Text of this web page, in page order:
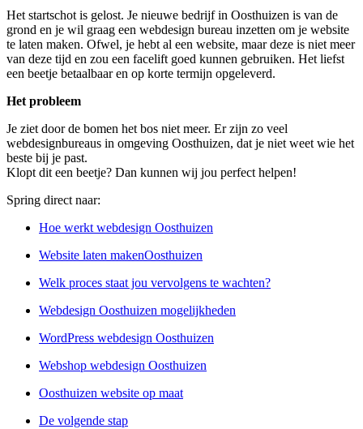
Het startschot is gelost. Je nieuwe bedrijf in Oosthuizen is van de
grond en je wil graag een webdesign bureau inzetten om je website
te laten maken. Ofwel, je hebt al een website, maar deze is niet meer
van deze tijd en zou een facelift goed kunnen gebruiken. Het liefst
een beetje betaalbaar en op korte termijn opgeleverd.
Het probleem
Je ziet door de bomen het bos niet meer. Er zijn zo veel
webdesignbureaus in omgeving Oosthuizen, dat je niet weet wie het
beste bij je past.
Klopt dit een beetje? Dan kunnen wij jou perfect helpen!
Spring direct naar:
Hoe werkt webdesign Oosthuizen
Website laten makenOosthuizen
Welk proces staat jou vervolgens te wachten?
Webdesign Oosthuizen mogelijkheden
WordPress webdesign Oosthuizen
Webshop webdesign Oosthuizen
Oosthuizen website op maat
De volgende stap